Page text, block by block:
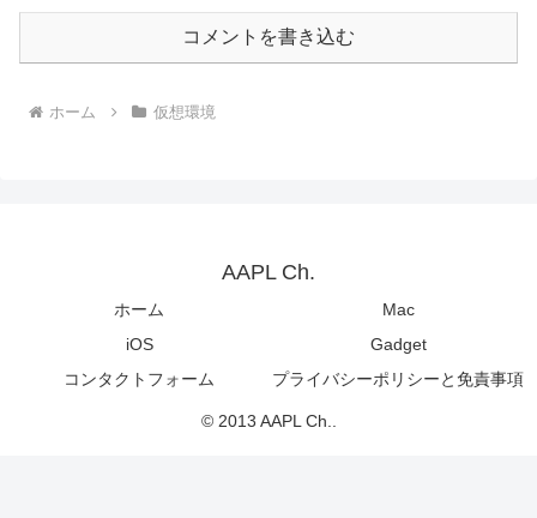
コメントを書き込む
ホーム 仮想環境
AAPL Ch.
ホーム
Mac
iOS
Gadget
コンタクトフォーム
プライバシーポリシーと免責事項
© 2013 AAPL Ch..